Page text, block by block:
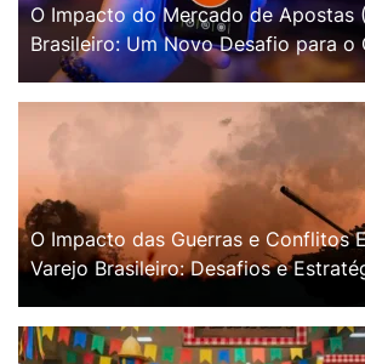
O Impacto do Mercado de Apostas
Brasileiro: Um Novo Desafio para o
O Impacto das Guerras e Conflitos
Varejo Brasileiro: Desafios e